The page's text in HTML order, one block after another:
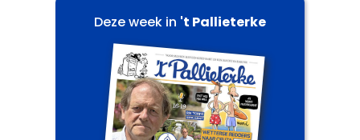
Deze week in 't Pallieterke